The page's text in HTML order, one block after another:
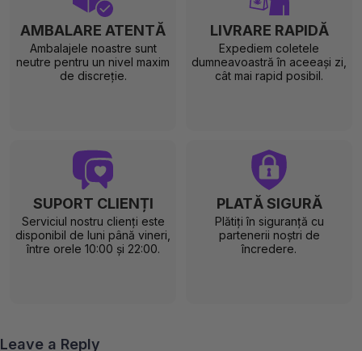
AMBALARE ATENTĂ
Ambalajele noastre sunt
neutre pentru un nivel maxim
de discreție.
LIVRARE RAPIDĂ
Expediem coletele
dumneavoastră în aceeași zi,
cât mai rapid posibil.
SUPORT CLIENȚI
Serviciul nostru clienți este
disponibil de luni până vineri,
între orele 10:00 și 22:00.
PLATĂ SIGURĂ
Plătiți în siguranță cu
partenerii noștri de
încredere.
Leave a Reply